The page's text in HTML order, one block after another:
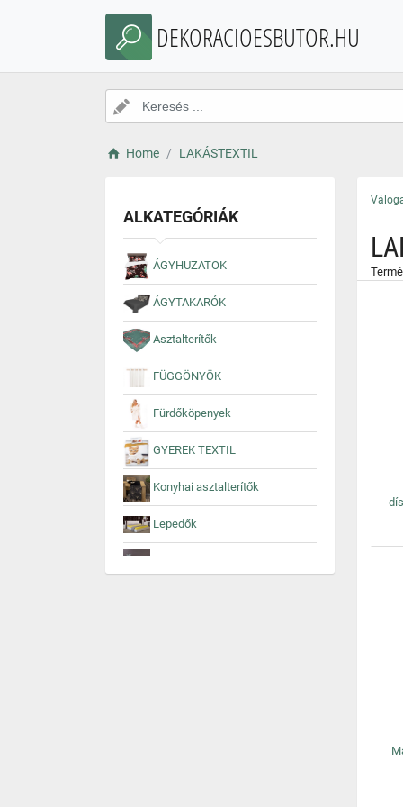
DEKORACIOESBUTOR.HU
Home LAKÁSTEXTIL
ALKATEGÓRIÁK
ÁGYHUZATOK
ÁGYTAKARÓK
Asztalterítők
FÜGGÖNYÖK
Fürdőköpenyek
GYEREK TEXTIL
Konyhai asztalterítők
Lepedők